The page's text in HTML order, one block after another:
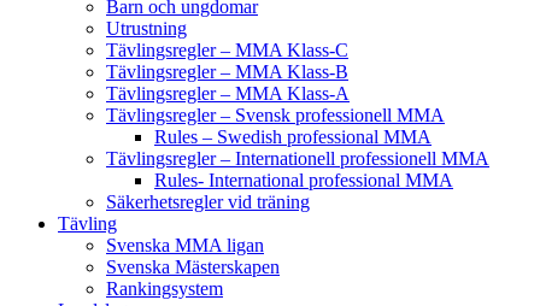
Barn och ungdomar
Utrustning
Tävlingsregler – MMA Klass-C
Tävlingsregler – MMA Klass-B
Tävlingsregler – MMA Klass-A
Tävlingsregler – Svensk professionell MMA
Rules – Swedish professional MMA
Tävlingsregler – Internationell professionell MMA
Rules- International professional MMA
Säkerhetsregler vid träning
Tävling
Svenska MMA ligan
Svenska Mästerskapen
Rankingsystem